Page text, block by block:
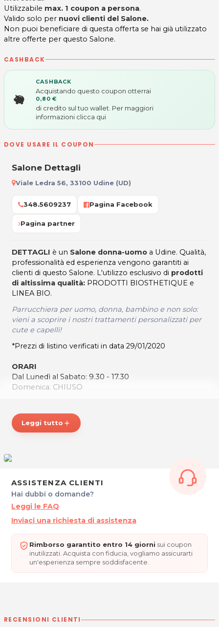
Utilizzabile max. 1 coupon a persona.
Valido solo per nuovi clienti del Salone.
Non puoi beneficiare di questa offerta se hai già utilizzato
altre offerte per questo Salone.
CASHBACK
CASHBACK
Acquistando questo coupon otterrai
0,80 €
di credito sul tuo wallet. Per maggiori
informazioni clicca qui
DOVE USARE IL COUPON
Salone Dettagli
Viale Ledra 56, 33100 Udine (UD)
348.5609237 Pagina Facebook
Pagina partner
DETTAGLI è un Salone donna-uomo a Udine. Qualità,
professionalità ed esperienza vengono garantiti ai
clienti di questo Salone. L'utilizzo esclusivo di prodotti
di altissima qualità: PRODOTTI BIOSTHETIQUE e
LINEA BIO.
Parrucchiera per uomo, donna, bambino e non solo:
vieni a scoprire i nostri trattamenti personalizzati per
cute e capelli!
*Prezzi di listino verificati in data 29/01/2020
ORARI
Dal Lunedì al Sabato: 9.30 - 17.30
Domenica: CHIUSO
Viale Ledra, 56
33100 Udine
Per ulteriori informazioni sull'offerta o sulle modalità di
acquisto scrivi a
posta@espevia.it
Leggi tutto add
ASSISTENZA CLIENTI
Hai dubbi o domande?
Leggi le FAQ
Inviaci una richiesta di assistenza
Rimborso garantito entro 14 giorni sui coupon
inutilizzati. Acquista con fiducia, vogliamo assicurarti
un'esperienza sempre soddisfacente.
RECENSIONI CLIENTI